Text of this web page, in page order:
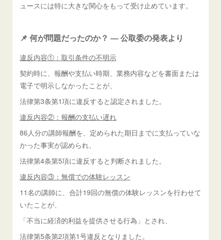
ュースには特に大きな関心をもって受け止めています。
📌 何が問題だったのか？ ― 公取委の発表より
違反内容①：取引条件の不明示
契約時に、報酬や支払い時期、業務内容などを書面または
電子で明示しなかったことが、
法律第3条第1項に違反すると認定されました。
違反内容②：報酬の支払い遅れ
86人分の講師報酬を、定められた期日までに支払っていな
かった事実が認められ、
法律第4条第5項に違反すると判断されました。
違反内容③：無償での体験レッスン
11名の講師に、合計19回の無償の体験レッスンを行わせて
いたことが、
「不当に経済的利益を提供させる行為」とされ、
法律第5条第2項第1号違反となりました。